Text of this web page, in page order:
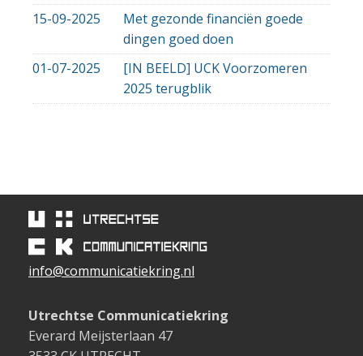
15-09-2025
Met gezonde financiën goede
dingen goed doen
01-07-2025
[IN BEELD] UCK Voorzomeren
2025 terugblik
info@communicatiekring.nl
Utrechtse Communicatiekring
Everard Meijsterlaan 47